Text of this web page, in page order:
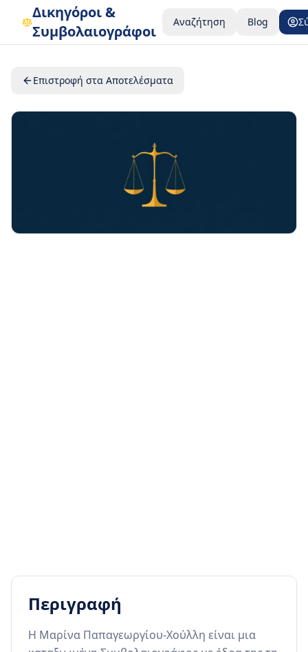
Δικηγόροι &
Συμβολαιογράφοι
Αναζήτηση Blog
Επιστροφή στα Αποτελέσματα
Περιγραφή
Η Μαρίνα Παπαγεωργίου-Χούλλη είναι μια